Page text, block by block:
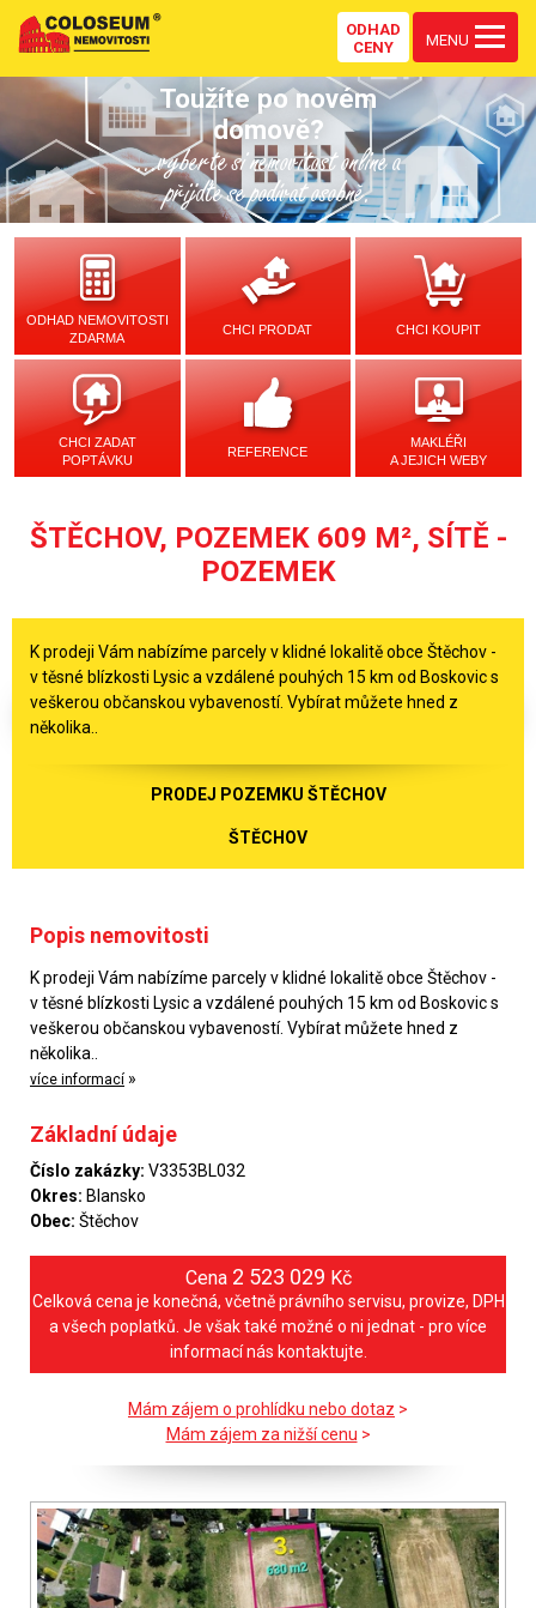
ODHAD
CENY
MENU
Toužíte po novém
domově?
...vyberte si nemovitost online a
přijďte se podívat osobně.
ODHAD NEMOVITOSTI
ZDARMA
CHCI PRODAT CHCI KOUPIT
CHCI ZADAT
POPTÁVKU
REFERENCE
MAKLÉŘI
A JEJICH WEBY
ŠTĚCHOV, POZEMEK 609 M², SÍTĚ -
POZEMEK
K prodeji Vám nabízíme parcely v klidné lokalitě obce Štěchov -
v těsné blízkosti Lysic a vzdálené pouhých 15 km od Boskovic s
veškerou občanskou vybaveností. Vybírat můžete hned z
několika..
PRODEJ POZEMKU ŠTĚCHOV
ŠTĚCHOV
Popis nemovitosti
K prodeji Vám nabízíme parcely v klidné lokalitě obce Štěchov -
v těsné blízkosti Lysic a vzdálené pouhých 15 km od Boskovic s
veškerou občanskou vybaveností. Vybírat můžete hned z
několika..
více informací »
Základní údaje
Číslo zakázky: V3353BL032
Okres: Blansko
Obec: Štěchov
Cena 2 523 029 Kč
Celková cena je konečná, včetně právního servisu, provize, DPH
a všech poplatků. Je však také možné o ni jednat - pro více
informací nás kontaktujte.
Mám zájem o prohlídku nebo dotaz >
Mám zájem za nižší cenu >